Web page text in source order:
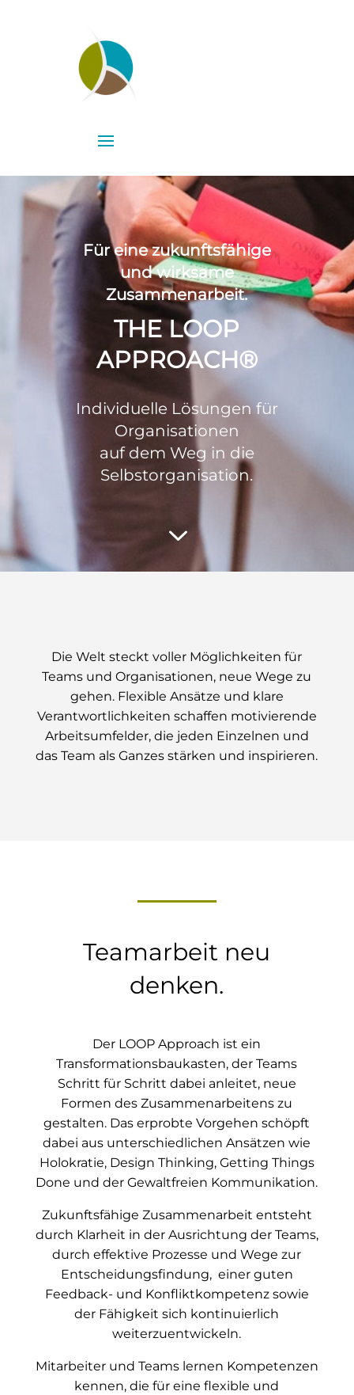
Für eine zukunftsfähige
und wirksame
Zusammenarbeit.
THE LOOP
APPROACH®
Individuelle Lösungen für
Organisationen
auf dem Weg in die
Selbstorganisation.
3
Die Welt steckt voller Möglichkeiten für
Teams und Organisationen, neue Wege zu
gehen. Flexible Ansätze und klare
Verantwortlichkeiten schaffen motivierende
Arbeitsumfelder, die jeden Einzelnen und
das Team als Ganzes stärken und inspirieren.
Teamarbeit neu
denken.
Der LOOP Approach ist ein
Transformationsbaukasten, der Teams
Schritt für Schritt dabei anleitet, neue
Formen des Zusammenarbeitens zu
gestalten. Das erprobte Vorgehen schöpft
dabei aus unterschiedlichen Ansätzen wie
Holokratie, Design Thinking, Getting Things
Done und der Gewaltfreien Kommunikation.
Zukunftsfähige Zusammenarbeit entsteht
durch Klarheit in der Ausrichtung der Teams,
durch effektive Prozesse und Wege zur
Entscheidungsfindung, einer guten
Feedback- und Konfliktkompetenz sowie
der Fähigkeit sich kontinuierlich
weiterzuentwickeln.
Mitarbeiter und Teams lernen Kompetenzen
kennen, die für eine flexible und